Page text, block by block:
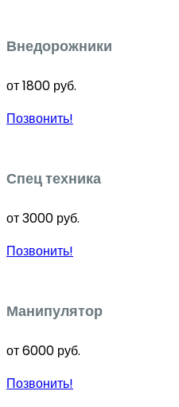
Внедорожники
от 1800 руб.
Позвонить!
Спец техника
от 3000 руб.
Позвонить!
Манипулятор
от 6000 руб.
Позвонить!